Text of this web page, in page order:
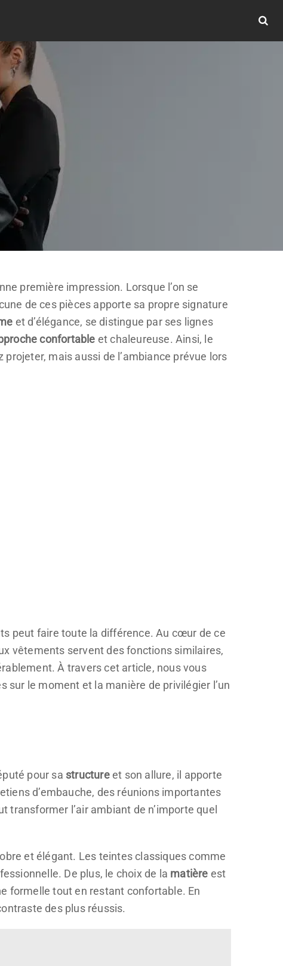
première impression. Lorsque l’on se
de ces pièces apporte sa propre signature
et d’élégance, se distingue par ses lignes
confortable et chaleureuse. Ainsi, le
mais aussi de l’ambiance prévue lors
peut faire toute la différence. Au cœur de ce
vêtements servent des fonctions similaires,
À travers cet article, nous vous
sur le moment et la manière de privilégier l’un
pour sa structureet son allure, il apporte
d’embauche, des réunions importantes
l’air ambiant de n’importe quel
et élégant. Les teintes classiques comme
De plus, le choix de la matière est
formelle tout en restant confortable. En
des plus réussis.